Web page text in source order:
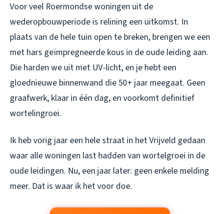
Voor veel Roermondse woningen uit de
wederopbouwperiode is relining een uitkomst. In
plaats van de hele tuin open te breken, brengen we een
met hars geïmpregneerde kous in de oude leiding aan.
Die harden we uit met UV-licht, en je hebt een
gloednieuwe binnenwand die 50+ jaar meegaat. Geen
graafwerk, klaar in één dag, en voorkomt definitief
wortelingroei.
Ik heb vorig jaar een hele straat in het Vrijveld gedaan
waar alle woningen last hadden van wortelgroei in de
oude leidingen. Nu, een jaar later: geen enkele melding
meer. Dat is waar ik het voor doe.